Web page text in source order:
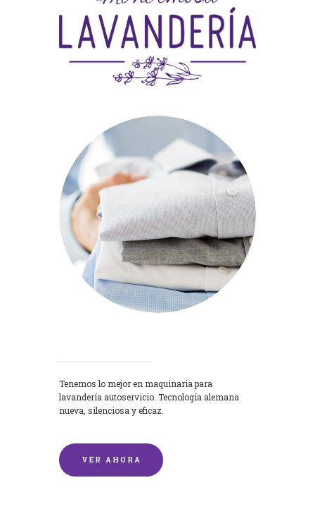
Tenemos lo mejor en maquinaria para
lavandería autoservicio. Tecnología alemana
nueva, silenciosa y eficaz.
VER AHORA